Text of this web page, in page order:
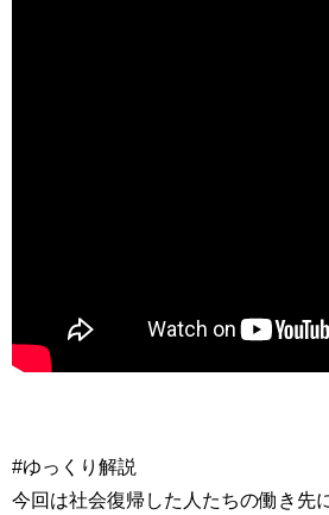
#ゆっくり解説
今回は社会復帰した人たちの働き先